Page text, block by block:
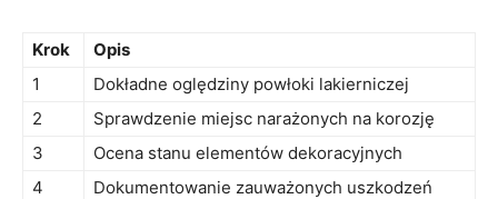
Krok
Opis
1
Dokładne oględziny powłoki lakierniczej
2
Sprawdzenie miejsc narażonych na korozję
3
Ocena stanu elementów dekoracyjnych
4
Dokumentowanie zauważonych uszkodzeń